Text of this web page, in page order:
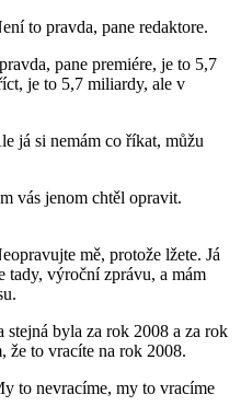
to pravda, pane redaktore.
pane premiére, je to 5,7
je to 5,7 miliardy, ale v
já si nemám co říkat, můžu
vás jenom chtěl opravit.
mě, protože lžete. Já
tady, výroční zprávu, a mám
stejná byla za rok 2008 a za rok
že to vracíte na rok 2008.
to nevracíme, my to vracíme